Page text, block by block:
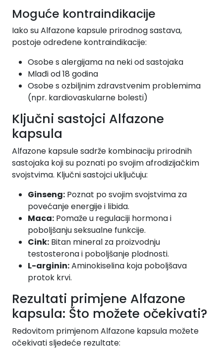
Moguće kontraindikacije
Iako su Alfazone kapsule prirodnog sastava,
postoje određene kontraindikacije:
Osobe s alergijama na neki od sastojaka
Mlađi od 18 godina
Osobe s ozbiljnim zdravstvenim problemima
(npr. kardiovaskularne bolesti)
Ključni sastojci Alfazone
kapsula
Alfazone kapsule sadrže kombinaciju prirodnih
sastojaka koji su poznati po svojim afrodizijačkim
svojstvima. Ključni sastojci uključuju:
Ginseng: Poznat po svojim svojstvima za
povećanje energije i libida.
Maca: Pomaže u regulaciji hormona i
poboljšanju seksualne funkcije.
Cink: Bitan mineral za proizvodnju
testosterona i poboljšanje plodnosti.
L-arginin:Aminokiselina koja poboljšava
protok krvi.
Rezultati primjene Alfazone
kapsula: Što možete očekivati?
Redovitom primjenom Alfazone kapsula možete
očekivati sljedeće rezultate: